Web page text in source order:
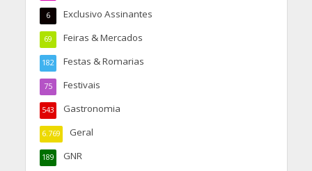
Exclusivo Assinantes
6
Feiras & Mercados
69
Festas & Romarias
182
Festivais
75
Gastronomia
543
Geral
6.769
GNR
189